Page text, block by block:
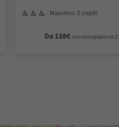
Massimo 3 ospiti
Da 138€ con occupazione